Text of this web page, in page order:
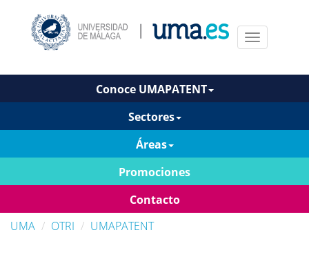
Menu
Conoce UMAPATENT
Sectores
Áreas
Promociones
Contacto
UMA
OTRI UMAPATENT